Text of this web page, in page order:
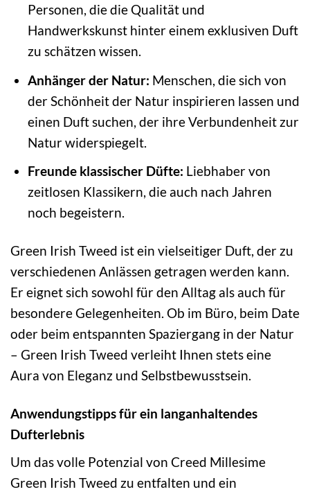
Personen, die die Qualität und
Handwerkskunst hinter einem exklusiven Duft
zu schätzen wissen.
Anhänger der Natur: Menschen, die sich von
der Schönheit der Natur inspirieren lassen und
einen Duft suchen, der ihre Verbundenheit zur
Natur widerspiegelt.
Freunde klassischer Düfte: Liebhaber von
zeitlosen Klassikern, die auch nach Jahren
noch begeistern.
Green Irish Tweed ist ein vielseitiger Duft, der zu
verschiedenen Anlässen getragen werden kann.
Er eignet sich sowohl für den Alltag als auch für
besondere Gelegenheiten. Ob im Büro, beim Date
oder beim entspannten Spaziergang in der Natur
– Green Irish Tweed verleiht Ihnen stets eine
Aura von Eleganz und Selbstbewusstsein.
Anwendungstipps für ein langanhaltendes
Dufterlebnis
Um das volle Potenzial von Creed Millesime
Green Irish Tweed zu entfalten und ein